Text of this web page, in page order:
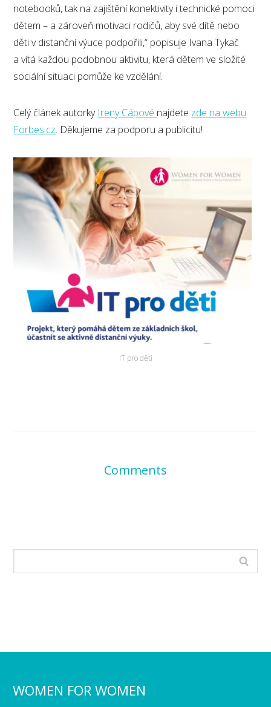
notebooků, tak na zajištění konektivity i technické pomoci
dětem – a zároveň motivaci rodičů, aby své dítě nebo
děti v distanční výuce podpořili,“ popisuje Ivana Tykač
a vítá každou podobnou aktivitu, která dětem ve složité
sociální situaci pomůže ke vzdělání.
Celý článek autorky Ireny Cápové najdete zde na webu
Forbes.cz. Děkujeme za podporu a publicitu!
IT pro děti
Comments
WOMEN FOR WOMEN